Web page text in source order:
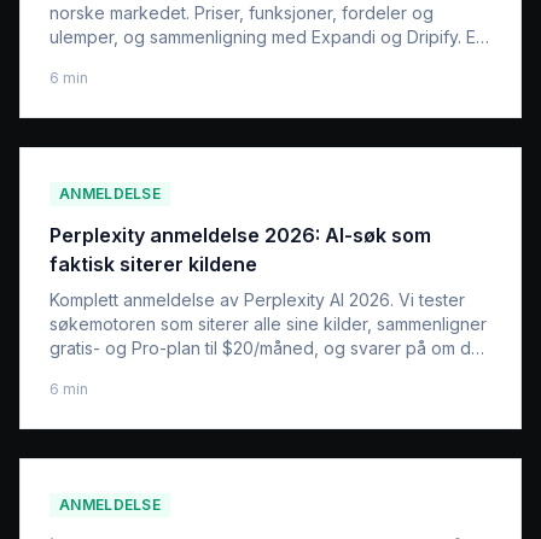
norske markedet. Priser, funksjoner, fordeler og
ulemper, og sammenligning med Expandi og Dripify. Er
6 min
ANMELDELSE
Perplexity anmeldelse 2026: AI-søk som
faktisk siterer kildene
Komplett anmeldelse av Perplexity AI 2026. Vi tester
søkemotoren som siterer alle sine kilder, sammenligner
gratis- og Pro-plan til $20/måned, og svarer på om det
6 min
ANMELDELSE